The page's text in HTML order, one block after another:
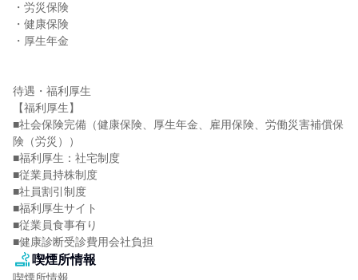
・労災保険
・健康保険
・厚生年金
待遇・福利厚生
【福利厚生】
■社会保険完備（健康保険、厚生年金、雇用保険、労働災害補償保
険（労災））
■福利厚生：社宅制度
■従業員持株制度
■社員割引制度
■福利厚生サイト
■従業員食事有り
■健康診断受診費用会社負担
喫煙所情報